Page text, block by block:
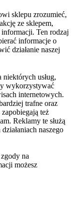
sklepu zrozumieć,
ze sklepem,
Ten rodzaj
informacje o
działanie naszej
usług,
wykorzystywać
internetowych.
trafne oraz
też
Reklamy te służą
naszego
na
możesz